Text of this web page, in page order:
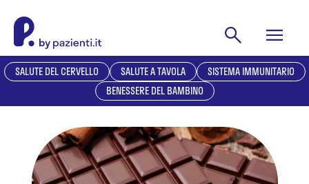
SALUTE DEL CERVELLO SALUTE A TAVOLA
SISTEMA IMMUNITARIO
BENESSERE DEL BAMBINO